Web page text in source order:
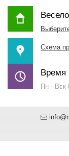
Схема
Время
Пн - Вск